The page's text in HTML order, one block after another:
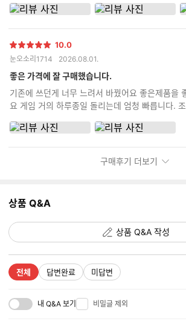
비 포함 안하고 신청했는데 먼저 전화해서 조립 신청 안했는데 신청 안
다는 생각이 드네요
별
점
10.0
눈오소리1714 2026.08.01.
좋은 가격에 잘 구매했습니다.
기존에 쓰던게 너무 느려서 바꿨어요 좋은제품을
요 게임 거의 하루종일 돌리는데 엄청 빠릅니다.
구매후기 더보기
상품 Q&A
상품 Q&A 작성
전체 답변완료 미답변
내 Q&A 보기 비밀글 제외